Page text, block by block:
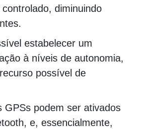
diminuindo
estabelecer um
à níveis de autonomia,
possível de
GPSs podem ser ativados
e, essencialmente,